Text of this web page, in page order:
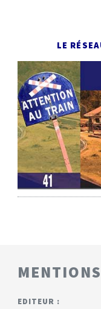
LE
EDITEUR :